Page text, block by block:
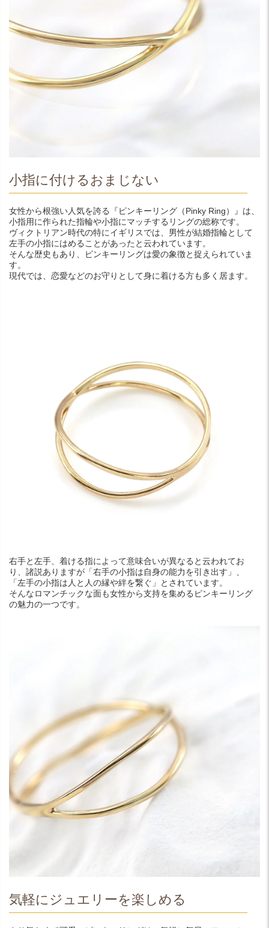
小指に付けるおまじない
女性から根強い人気を誇る『ピンキーリング（Pinky Ring）』は、
小指用に作られた指輪や小指にマッチするリングの総称です。
ヴィクトリアン時代の特にイギリスでは、男性が結婚指輪として
左手の小指にはめることがあったと云われています。
そんな歴史もあり、ピンキーリングは愛の象徴と捉えられていま
す。
現代では、恋愛などのお守りとして身に着ける方も多く居ます。
右手と左手、着ける指によって意味合いが異なると云われてお
り、諸説ありますが「右手の小指は自身の能力を引き出す」、
「左手の小指は人と人の縁や絆を繋ぐ」とされています。
そんなロマンチックな面も女性から支持を集めるピンキーリング
の魅力の一つです。
気軽にジュエリーを楽しめる